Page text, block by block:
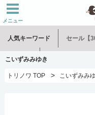
メニュー
人気キーワード セール【
水谷和音
こいずみみゆき
トリノワ TOP > こいずみみ